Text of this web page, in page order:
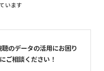
います
のデータの活用にお困り
ご相談ください！